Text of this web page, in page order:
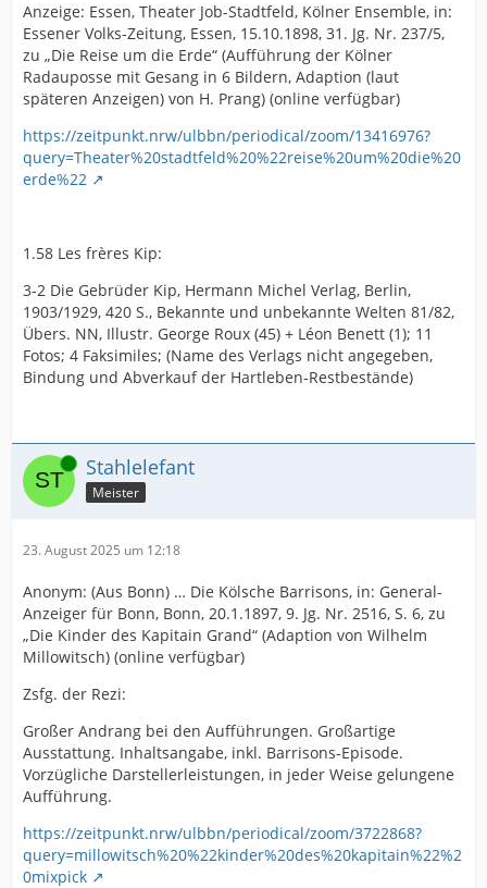
Anzeige: Essen, Theater Job-Stadtfeld, Kölner Ensemble, in:
Essener Volks-Zeitung, Essen, 15.10.1898, 31. Jg. Nr. 237/5,
zu „Die Reise um die Erde“ (Aufführung der Kölner
Radauposse mit Gesang in 6 Bildern, Adaption (laut
späteren Anzeigen) von H. Prang) (online verfügbar)
https://zeitpunkt.nrw/ulbbn/periodical/zoom/13416976?
query=Theater%20stadtfeld%20%22reise%20um%20die%20
erde%22
1.58 Les frères Kip:
3-2 Die Gebrüder Kip, Hermann Michel Verlag, Berlin,
1903/1929, 420 S., Bekannte und unbekannte Welten 81/82,
Übers. NN, Illustr. George Roux (45) + Léon Benett (1); 11
Fotos; 4 Faksimiles; (Name des Verlags nicht angegeben,
Bindung und Abverkauf der Hartleben-Restbestände)
Online Stahlelefant
Meister
23. August 2025 um 12:18
Anonym: (Aus Bonn) … Die Kölsche Barrisons, in: General-
Anzeiger für Bonn, Bonn, 20.1.1897, 9. Jg. Nr. 2516, S. 6, zu
„Die Kinder des Kapitain Grand“ (Adaption von Wilhelm
Millowitsch) (online verfügbar)
Zsfg. der Rezi:
Großer Andrang bei den Aufführungen. Großartige
Ausstattung. Inhaltsangabe, inkl. Barrisons-Episode.
Vorzügliche Darstellerleistungen, in jeder Weise gelungene
Aufführung.
https://zeitpunkt.nrw/ulbbn/periodical/zoom/3722868?
query=millowitsch%20%22kinder%20des%20kapitain%22%2
0mixpick